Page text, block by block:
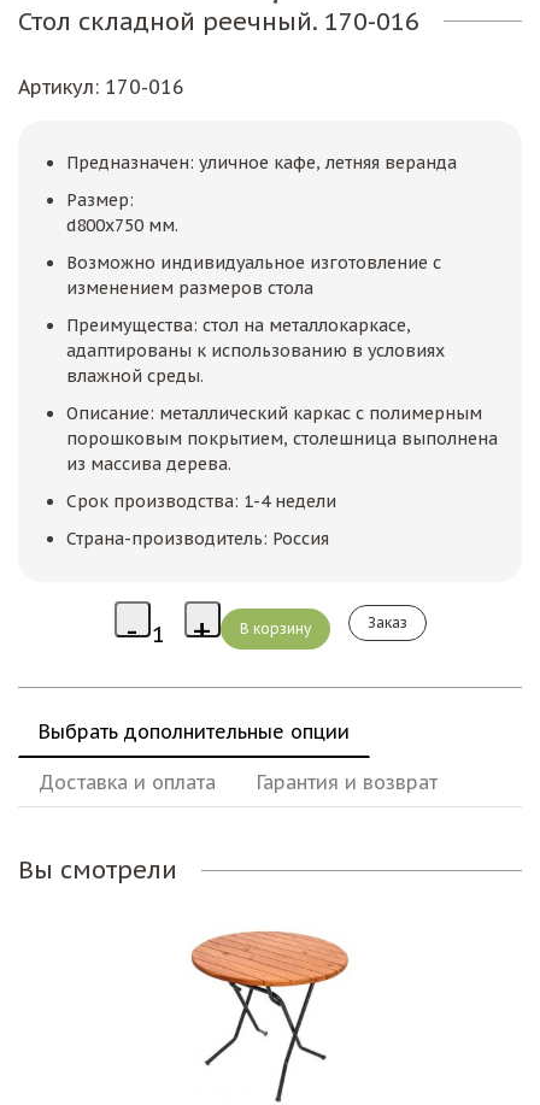
Стол складной реечный. 170-016
Артикул: 170-016
Предназначен: уличное кафе, летняя веранда
Размер:
d800x750 мм.
Возможно индивидуальное изготовление с
изменением размеров стола
Преимущества: стол на металлокаркасе,
адаптированы к использованию в условиях
влажной среды.
Описание: металлический каркас с полимерным
порошковым покрытием, столешница выполнена
из массива дерева.
Срок производства: 1-4 недели
Страна-производитель: Россия
Заказ
Выбрать дополнительные опции
Доставка и оплата Гарантия и возврат
Вы смотрели